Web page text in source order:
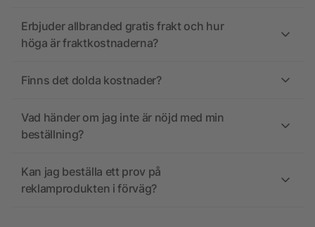
Erbjuder allbranded gratis frakt och hur
höga är fraktkostnaderna?
Finns det dolda kostnader?
Vad händer om jag inte är nöjd med min
beställning?
Kan jag beställa ett prov på
reklamprodukten i förväg?